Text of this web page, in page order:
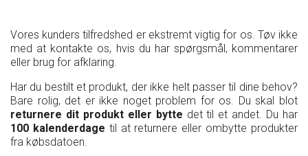
Vores kunders tilfredshed er ekstremt vigtig for os. Tøv ikke
med at kontakte os, hvis du har spørgsmål, kommentarer
eller brug for afklaring.
Har du bestilt et produkt, der ikke helt passer til dine behov?
Bare rolig, det er ikke noget problem for os. Du skal blot
returnere dit produkt eller bytte det til et andet. Du har
100 kalenderdage til at returnere eller ombytte produkter
fra købsdatoen.